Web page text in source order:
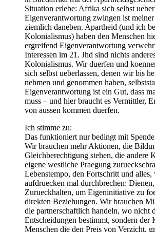
Situation erlebe: Afrika sich selbst
Eigenverantwortung zwingen ist
ziemlich daneben. Apartheid (und ich
Kolonialismus) haben den Menschen
ergreifend Eigenverantwortung
Interessen im 21. Jhd sind nichts
Kolonialismus. Wir duerfen und
sich selbst ueberlassen, denen wir bis
nehmen und genommen haben,
Eigenverantwortung ist ein Gut, dass
muss – und hier braucht es Vermittler,
von aussen kommen duerfen.
Ich stimme zu:
Das funktioniert nur bedingt mit
Wir brauchen mehr Aktionen, die
Gleichberechtigung stehen, die andere
eigene westliche Praegung
Lebenstempo, den Fortschritt und
aufdruecken mal durchbrechen:
Zurueckhalten, um Eigeninitiative zu
direkten Beziehungen. Wir brauchen
die partnerschaftlich handeln, wo nicht
Entscheidungen bestimmt, sondern der
Menschen die den Preis von Verzicht,